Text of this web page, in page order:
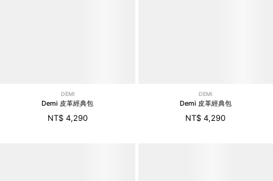
DEMI
Demi 皮革經典包
NT$ 4,290
DEMI
Demi 皮革經典包
NT$ 4,290